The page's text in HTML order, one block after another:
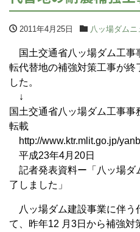
2011年4月25日 八ッ場ダムニ
国土交通省八ッ場ダム工事
転代替地の補強対策工事が終
した。
↓
国土交通省八ッ場ダム工事
転載
http://www.ktr.mlit.go.jp/
平成23年4月20日
記者発表資料ー「八ッ場ダ
了しました」
八ッ場ダム建設事業に伴う
て、昨年12 月3日から補強対